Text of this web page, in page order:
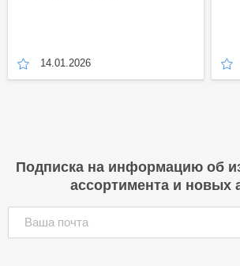
14.01.2026
Подписка на информацию об
ассортимента и новых